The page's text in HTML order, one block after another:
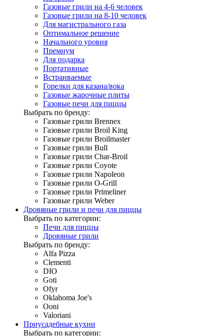
Газовые грили на 4-6 человек
Газовые грили на 8-10 человек
Для магистрального газа
Оптимальное решение
Начального уровня
Премиум
Для подарка
Портативные
Встраиваемые
Горелки для казана/вока
Газовые жарочные плиты
Газовые печи для пиццы
Выбрать по бренду:
Газовые грили Brennex
Газовые грили Broil King
Газовые грили Broilmaster
Газовые грили Bull
Газовые грили Char-Broil
Газовые грили Coyote
Газовые грили Napoleon
Газовые грили O-Grill
Газовые грили Primeliner
Газовые грили Weber
Дровяные грили и печи для пиццы
Выбрать по категории:
Печи для пиццы
Дровяные грили
Выбрать по бренду:
Alfa Pizza
Clementi
DIO
Goti
Ofyr
Oklahoma Joe's
Ooni
Valoriani
Приусадебные кухни
Выбрать по категории: